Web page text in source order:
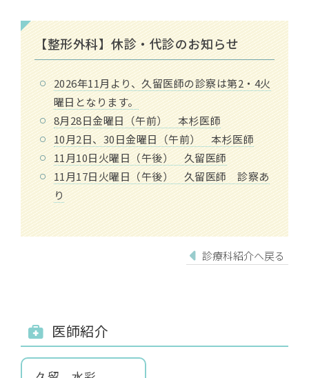
【整形外科】休診・代診のお知らせ
2026年11月より、久留医師の診察は第2・4火
曜日となります。
8月28日金曜日（午前） 本杉医師
10月2日、30日金曜日（午前） 本杉医師
11月10日火曜日（午後） 久留医師
11月17日火曜日（午後） 久留医師 診察あ
り
診療科紹介へ戻る
医師紹介